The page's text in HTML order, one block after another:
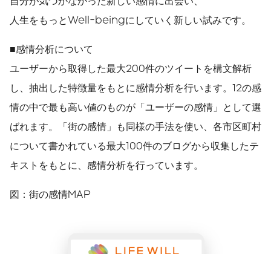
人生をもっとWell-beingにしていく新しい試みです。
■感情分析について
ユーザーから取得した最大200件のツイートを構文解析
し、抽出した特徴量をもとに感情分析を行います。12の感
情の中で最も高い値のものが「ユーザーの感情」として選
ばれます。「街の感情」も同様の手法を使い、各市区町村
について書かれている最大100件のブログから収集したテ
キストをもとに、感情分析を行っています。
図：街の感情MAP